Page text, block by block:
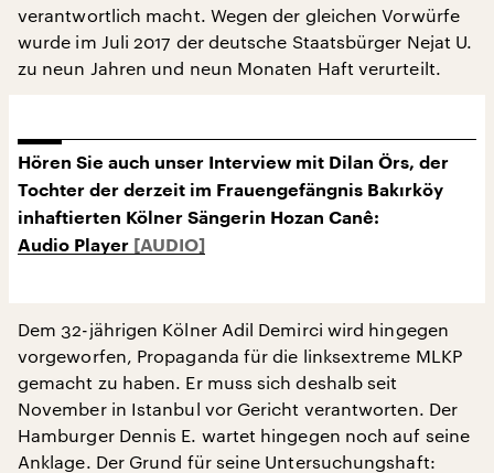
verantwortlich macht. Wegen der gleichen Vorwürfe
wurde im Juli 2017 der deutsche Staatsbürger Nejat U.
zu neun Jahren und neun Monaten Haft verurteilt.
Hören Sie auch unser Interview mit Dilan Örs, der
Tochter der derzeit im Frauengefängnis Bakırköy
inhaftierten Kölner Sängerin Hozan Canê:
Audio Player
Dem 32-jährigen Kölner Adil Demirci wird hingegen
vorgeworfen, Propaganda für die linksextreme MLKP
gemacht zu haben. Er muss sich deshalb seit
November in Istanbul vor Gericht verantworten. Der
Hamburger Dennis E. wartet hingegen noch auf seine
Anklage. Der Grund für seine Untersuchungshaft: